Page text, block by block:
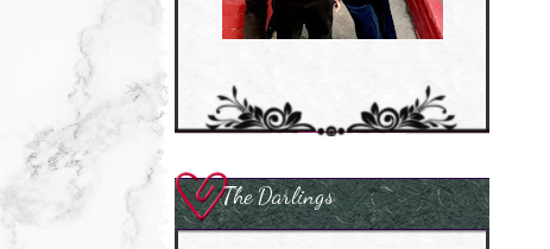
The Darlings